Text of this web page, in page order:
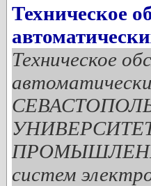
Техническое
Техническое
систем